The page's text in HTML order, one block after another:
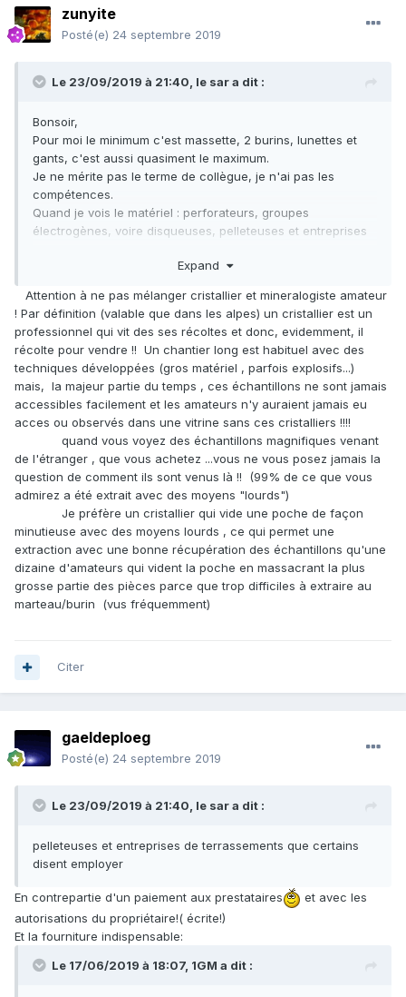
zunyite
Posté(e) 24 septembre 2019
Le 23/09/2019 à 21:40, le sara dit :
Bonsoir,
Pour moi le minimum c'est massette, 2 burins, lunettes et
gants, c'est aussi quasiment le maximum.
Je ne mérite pas le terme de collègue, je n'ai pas les
compétences.
Quand je vois le matériel : perforateurs, groupes
électrogènes, voire disqueuses, pelleteuses et entreprises
interdit, le dégel fait le boulot:" Rangés les bâtons de
dynamite, le cristallier peut seulement compter sur son
marteau et son burin. Patricia Cerinsek ".
On croit rêver !
Rangés les bâtons de dynamite, le cristallier peut seulement
compter sur son marteau et son burin.
Source : articleMontagnes et sciences lève le voile sur les
chasseurs de cristaux | Place Gre'net- Place Gre'net
Rangés les bâtons de dynamite, le cristallier peut seulement
compter sur son marteau et son burin.
Source : article Montagnes et sciences lève le voile sur les
chasseurs de cristaux | Place Gre'net - Place Gre'net
Quand je vois les quantités ramassées, en centaines de
kilos de quartz, barytine ou autres sur des chantiers
récents qui durent parfois plusieurs semaines...
En pêche ou en chasse on les appelle des viandards, ils ne
Les modérateurs font un sacré travail et ils sont bénévoles
Merci à ceux qui ont participé pour leur éthique.
Expand
Attention à ne pas mélanger cristallier et mineralogiste amateur
! Par définition (valable que dans les alpes) un cristallier est un
professionnel qui vit des ses récoltes et donc, evidemment, il
récolte pour vendre !! Un chantier long est habituel avec des
techniques développées (gros matériel , parfois explosifs...)
mais, la majeur partie du temps , ces échantillons ne sont jamais
accessibles facilement et les amateurs n'y auraient jamais eu
acces ou observés dans une vitrine sans ces cristalliers !!!!
quand vous voyez des échantillons magnifiques venant
de l'étranger , que vous achetez ...vous ne vous posez jamais la
question de comment ils sont venus là !! (99% de ce que vous
admirez a été extrait avec des moyens "lourds")
Je préfère un cristallier qui vide une poche de façon
minutieuse avec des moyens lourds , ce qui permet une
extraction avec une bonne récupération des échantillons qu'une
dizaine d'amateurs qui vident la poche en massacrant la plus
grosse partie des pièces parce que trop difficiles à extraire au
marteau/burin (vus fréquemment)
Citer
gaeldeploeg
Posté(e) 24 septembre 2019
Le 23/09/2019 à 21:40, le sara dit :
pelleteuses et entreprises de terrassements que certains
disent employer
En contrepartie d'un paiement aux prestataires
et avec les
autorisations du propriétaire!( écrite!)
Et la fourniture indispensable:
Le 17/06/2019 à 18:07, 1GM a dit :